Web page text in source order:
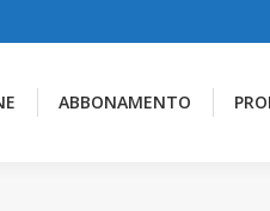
ABBONAMENTO